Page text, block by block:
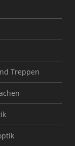
Treppen